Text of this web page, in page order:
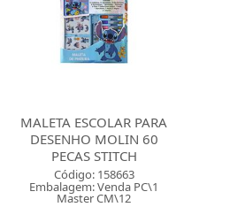
MALETA ESCOLAR PARA
DESENHO MOLIN 60
PECAS STITCH
Código: 158663
Embalagem: Venda PC\1
Master CM\12